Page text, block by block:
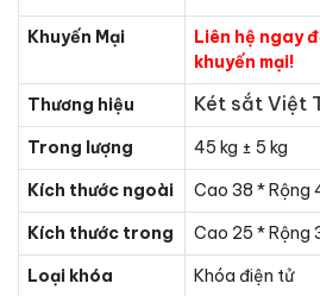
Khuyến Mại
Liên hệ ngay
khuyến mại!
Thương hiệu
Két sắt Việt
Trong lượng
45 kg ± 5 kg
Kích thước ngoài
Cao 38 * Rộng
Kích thước trong
Cao 25 * Rộng
Loại khóa
Khóa điện tử